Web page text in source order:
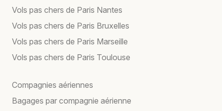
Vols pas chers de Paris Nantes
Vols pas chers de Paris Bruxelles
Vols pas chers de Paris Marseille
Vols pas chers de Paris Toulouse
Compagnies aériennes
Bagages par compagnie aérienne